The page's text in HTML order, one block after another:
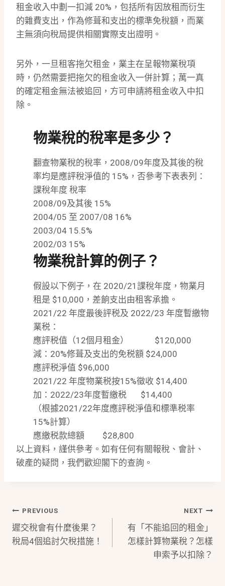
租金收入中劃一扣減 20%，包括所有因放租而衍生
的雜費支出，作為修葺和支出的標準免稅額，而業
主無須向稅局提供相關實際支出證明。
另外，一旦租客拖欠租金，業主在呈報物業稅項
時，仍然需要把拖欠的租金收入一併計算；萬一真
的確定租金無法被追回，方可申請將租金收入中扣
除。
物業稅的稅率是多少？
翻查物業稅的稅率，2008/09年度及其後的稅
率均是應評稅淨值的 15%，否參考下表表列：
課稅年度 稅率
2008/09及其後 15%
2004/05 至 2007/08 16%
2003/04 15.5%
2002/03 15%
物業稅計算的例子？
假設以下例子，在 2020/21課稅年度，物業月
租是 $10,000，差餉支出由租客承擔。
2021/22 年度最後評税及 2022/23 年度暫繳物
業税：
應評税值（12個月租金） $120,000
減：20%修葺及支出的免税額 $24,000
應評税淨值 $96,000
2021/22 年度物業税按15%徵收 $14,400
加：2022/23年度暫繳税 $14,400
（根據2021/22年度應評税淨值和標準税率
15%計算）
應繳税款總額 $28,800
以上資料，謹供參考。如有任何有關報稅、會計、
破產的疑問，我們歡迎閣下的查詢。
Post
Navigation
PREVIOUS
遲交稅會有什麼後果？
稅局4個追討欠稅措施！
NEXT
有「不能追回的租金」
怎樣計算物業稅？怎樣
申索予以扣除？